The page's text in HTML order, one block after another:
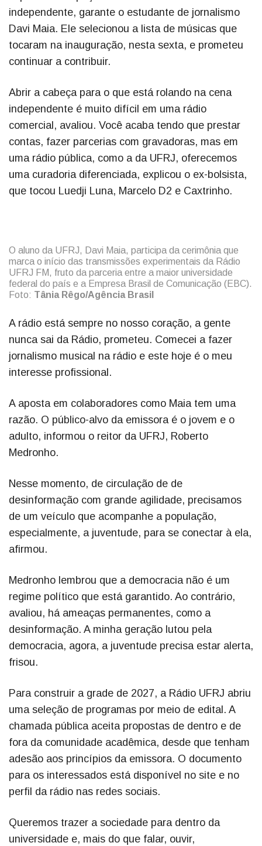
independente, garante o estudante de jornalismo
Davi Maia. Ele selecionou a lista de músicas que
tocaram na inauguração, nesta sexta, e prometeu
continuar a contribuir.
Abrir a cabeça para o que está rolando na cena
independente é muito difícil em uma rádio
comercial, avaliou. Você acaba tendo que prestar
contas, fazer parcerias com gravadoras, mas em
uma rádio pública, como a da UFRJ, oferecemos
uma curadoria diferenciada, explicou o ex-bolsista,
que tocou Luedji Luna, Marcelo D2 e Caxtrinho.
O aluno da UFRJ, Davi Maia, participa da cerimônia que
marca o início das transmissões experimentais da Rádio
UFRJ FM, fruto da parceria entre a maior universidade
federal do país e a Empresa Brasil de Comunicação (EBC).
Foto: Tânia Rêgo/Agência Brasil
A rádio está sempre no nosso coração, a gente
nunca sai da Rádio, prometeu. Comecei a fazer
jornalismo musical na rádio e este hoje é o meu
interesse profissional.
A aposta em colaboradores como Maia tem uma
razão. O público-alvo da emissora é o jovem e o
adulto, informou o reitor da UFRJ, Roberto
Medronho.
Nesse momento, de circulação de de
desinformação com grande agilidade, precisamos
de um veículo que acompanhe a população,
especialmente, a juventude, para se conectar à ela,
afirmou.
Medronho lembrou que a democracia não é um
regime político que está garantido. Ao contrário,
avaliou, há ameaças permanentes, como a
desinformação. A minha geração lutou pela
democracia, agora, a juventude precisa estar alerta,
frisou.
Para construir a grade de 2027, a Rádio UFRJ abriu
uma seleção de programas por meio de edital. A
chamada pública aceita propostas de dentro e de
fora da comunidade acadêmica, desde que tenham
adesão aos princípios da emissora. O documento
para os interessados está disponível no site e no
perfil da rádio nas redes sociais.
Queremos trazer a sociedade para dentro da
universidade e, mais do que falar, ouvir,